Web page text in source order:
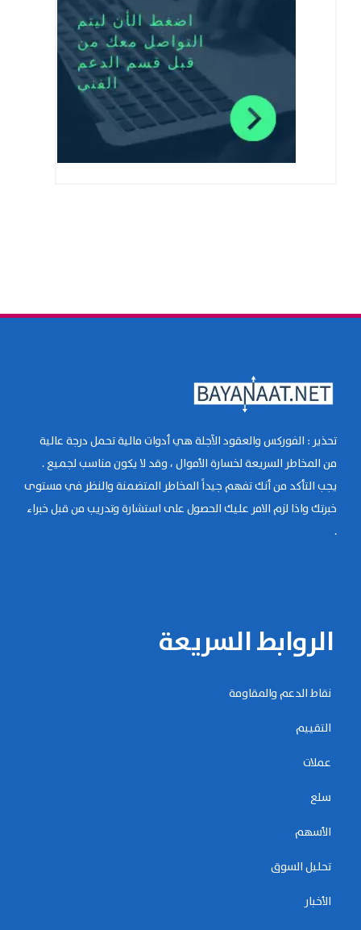
تحذير : الفوركس والعقود الآجلة هي أدوات مالية تحمل درجة عالية
من المخاطر السريعة لخسارة الأموال ، وقد لا يكون مناسب لجميع .
يجب التأكد من أنك تفهم جيداً المخاطر المتضمنة والنظر في مستوى
خبرتك واذا لزم الامر عليك الحصول على استشارة وتدريب من قبل خبراء
.
الروابط السريعة
نقاط الدعم والمقاومة
التقييم
عملات
سلع
الأسهم
تحليل السوق
الأخبار